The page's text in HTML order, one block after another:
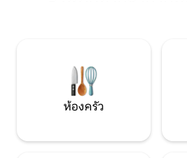
Peyrepertuse และ Quéribus ทำเลดีมาก
ห้องครัว